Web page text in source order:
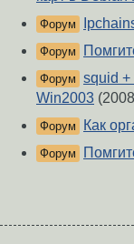
Форум
Форум
Форум squid +
Win2003
Форум Как
Форум